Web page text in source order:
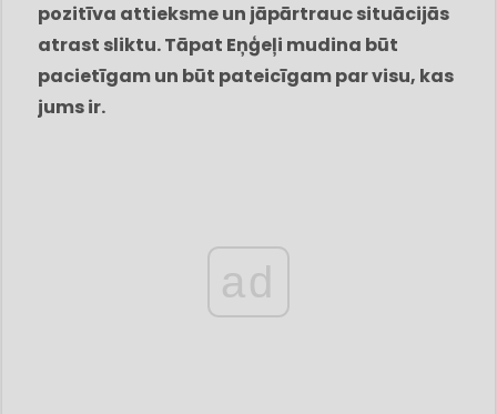
pozitīva attieksme un jāpārtrauc situācijās
atrast sliktu. Tāpat Eņģeļi mudina būt
pacietīgam un būt pateicīgam par visu, kas
jums ir.
ad